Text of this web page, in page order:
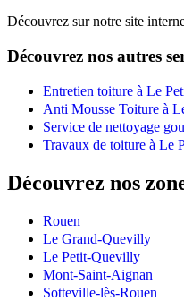
Découvrez sur notre site
Découvrez nos autres
Entretien toiture à Le
Anti Mousse Toiture à
Service de nettoyage
Travaux de toiture à Le
Découvrez nos
Rouen
Le Grand-Quevilly
Le Petit-Quevilly
Mont-Saint-Aignan
Sotteville-lès-Rouen